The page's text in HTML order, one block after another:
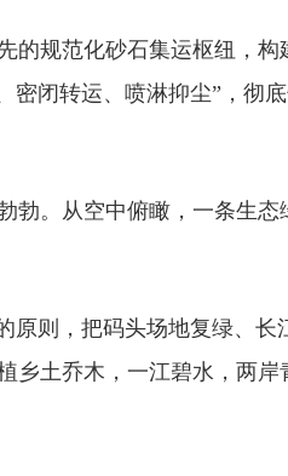
的规范化砂石集运枢纽，构
密闭转运、喷淋抑尘”，彻
勃。从空中俯瞰，一条生态
则，把码头场地复绿、长
乡土乔木，一江碧水，两岸